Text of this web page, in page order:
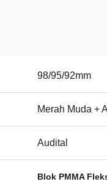
98/95/92mm
Merah Muda +
Audital
Blok PMMA